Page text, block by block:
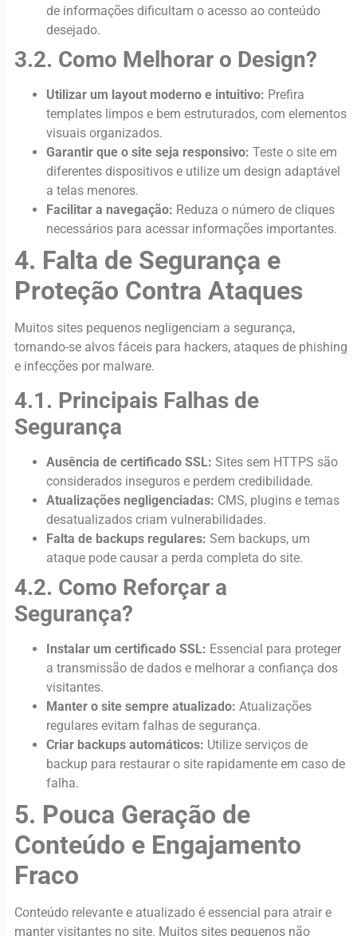
de informações dificultam o acesso ao conteúdo
desejado.
3.2. Como Melhorar o Design?
Utilizar um layout moderno e intuitivo: Prefira
templates limpos e bem estruturados, com elementos
visuais organizados.
Garantir que o site seja responsivo: Teste o site em
diferentes dispositivos e utilize um design adaptável
a telas menores.
Facilitar a navegação: Reduza o número de cliques
necessários para acessar informações importantes.
4. Falta de Segurança e
Proteção Contra Ataques
Muitos sites pequenos negligenciam a segurança,
tornando-se alvos fáceis para hackers, ataques de phishing
e infecções por malware.
4.1. Principais Falhas de
Segurança
Ausência de certificado SSL: Sites sem HTTPS são
considerados inseguros e perdem credibilidade.
Atualizações negligenciadas: CMS, plugins e temas
desatualizados criam vulnerabilidades.
Falta de backups regulares: Sem backups, um
ataque pode causar a perda completa do site.
4.2. Como Reforçar a
Segurança?
Instalar um certificado SSL: Essencial para proteger
a transmissão de dados e melhorar a confiança dos
visitantes.
Manter o site sempre atualizado: Atualizações
regulares evitam falhas de segurança.
Criar backups automáticos: Utilize serviços de
backup para restaurar o site rapidamente em caso de
falha.
5. Pouca Geração de
Conteúdo e Engajamento
Fraco
Conteúdo relevante e atualizado é essencial para atrair e
manter visitantes no site. Muitos sites pequenos não